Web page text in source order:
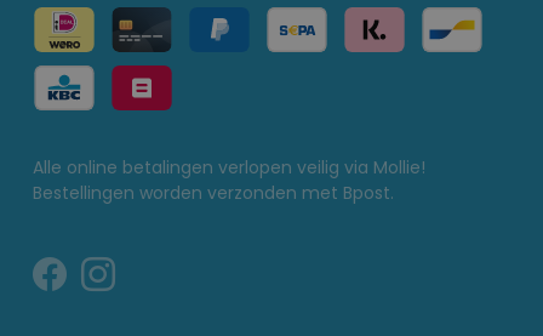
Alle online betalingen verlopen veilig via Mollie!
Bestellingen worden verzonden met Bpost.